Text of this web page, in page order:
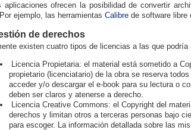
aplicaciones ofrecen la posibilidad de convertir
ejemplo, las herramientas Calibre de software libre
de derechos
existen cuatro tipos de licencias a las que
Licencia Propietaria: el material está sometido a
propietario (licenciatario) de la obra se reserva
acceder y/o descargar el e-book para su lectura o
deben ser claros y atenerse a derecho.
Licencia Creative Commons: el Copyright del
derechos y limitan otros a terceras personas bajo
para escoger. La información detallada sobre las